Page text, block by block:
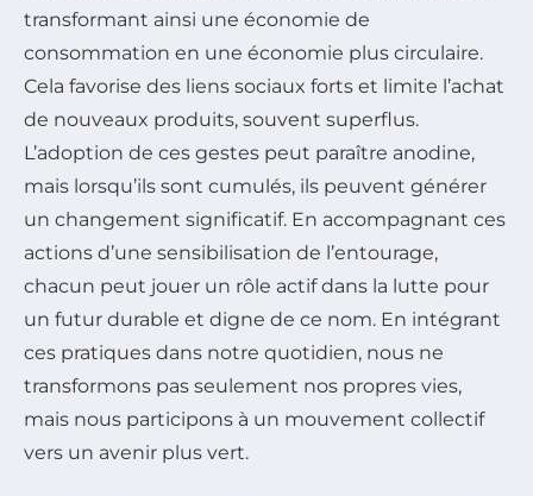
transformant ainsi une économie de
consommation en une économie plus circulaire.
Cela favorise des liens sociaux forts et limite l’achat
de nouveaux produits, souvent superflus.
L’adoption de ces gestes peut paraître anodine,
mais lorsqu’ils sont cumulés, ils peuvent générer
un changement significatif. En accompagnant ces
actions d’une sensibilisation de l’entourage,
chacun peut jouer un rôle actif dans la lutte pour
un futur durable et digne de ce nom. En intégrant
ces pratiques dans notre quotidien, nous ne
transformons pas seulement nos propres vies,
mais nous participons à un mouvement collectif
vers un avenir plus vert.